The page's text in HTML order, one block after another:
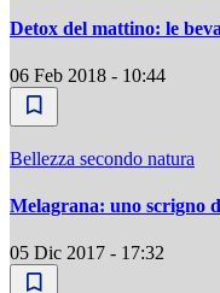
Detox del mattino: le
06 Feb 2018 - 10:44
Bellezza secondo natura
Melagrana: uno scrigno
05 Dic 2017 - 17:32